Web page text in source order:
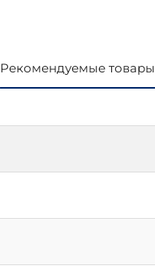
Рекомендуемые товары